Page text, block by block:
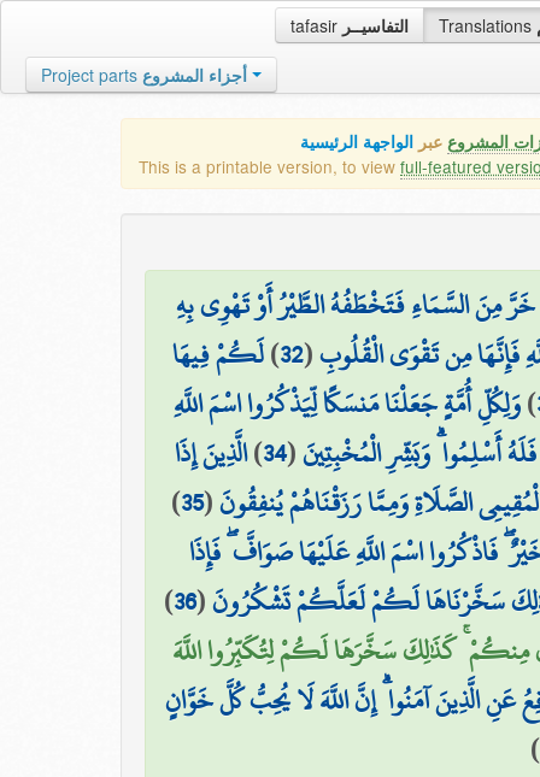
tafasir التفاسيــر Translations
Project parts أجزاء المشروع
المشروع عبر الواجهة الرئيسية
This is a printable version, to view full-featured
مِنَ السَّمَاءِ فَتَخْطَفُهُ الطَّيْرُ أَوْ تَهْوِي بِهِ
فَإِنَّهَا مِن تَقْوَى الْقُلُوبِ(
32
)لَكُمْ فِيهَا
)وَلِكُلِّ أُمَّةٍ جَعَلْنَا مَنسَكًا لِّيَذْكُرُوا اسْمَ اللَّهِ
أَسْلِمُوا ۗ وَبَشِّرِ الْمُخْبِتِينَ(
34
)الَّذِينَ إِذَا
الصَّلَاةِ وَمِمَّا رَزَقْنَاهُمْ يُنفِقُونَ(
35
)
فَاذْكُرُوا اسْمَ اللَّهِ عَلَيْهَا صَوَافَّ ۖ فَإِذَا
كَذَٰلِكَ سَخَّرْنَاهَا لَكُمْ لَعَلَّكُمْ تَشْكُرُونَ(
36
)
مِنكُمْ ۚ كَذَٰلِكَ سَخَّرَهَا لَكُمْ لِتُكَبِّرُوا اللَّهَ
عَنِ الَّذِينَ آمَنُوا ۗ إِنَّ اللَّهَ لَا يُحِبُّ كُلَّ خَوَّانٍ
)